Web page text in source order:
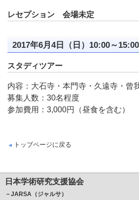
レセプション 会場未定
2017年6月4日（日）10:00～15:00
スタディツアー
内容：大石寺・本門寺・久遠寺・曾
募集人数：30名程度
参加費用：3,000円（昼食を含む）
トップページに戻る
日本学術研究支援協会
－JARSA（ジャルサ）